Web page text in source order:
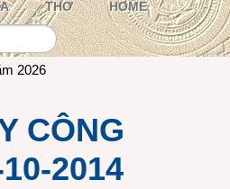
THƠ HOME
2026
CÔNG
2014